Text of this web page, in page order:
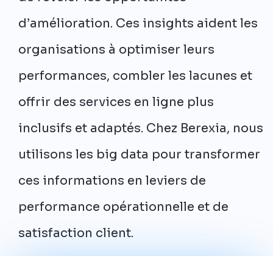
d’amélioration. Ces insights aident les
organisations à optimiser leurs
performances, combler les lacunes et
offrir des services en ligne plus
inclusifs et adaptés. Chez Berexia, nous
utilisons les big data pour transformer
ces informations en leviers de
performance opérationnelle et de
satisfaction client.